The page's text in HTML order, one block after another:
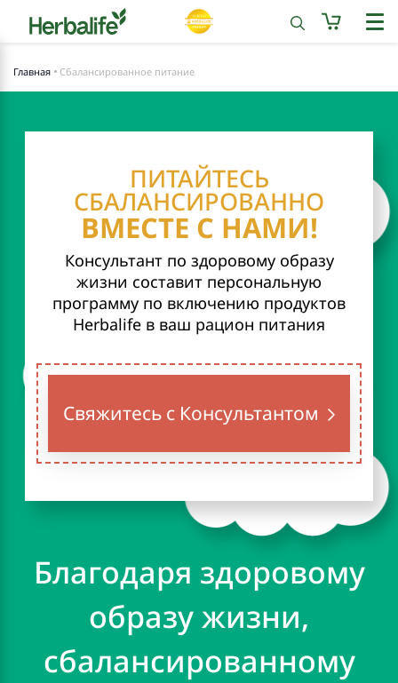
Главная Сбалансированное питание
ПИТАЙТЕСЬ
СБАЛАНСИРОВАННО
ВМЕСТЕ С НАМИ!
Консультант по здоровому образу
жизни составит персональную
программу по включению продуктов
Herbalife в ваш рацион питания
Свяжитесь с Консультантом
Благодаря здоровому
образу жизни,
сбалансированному